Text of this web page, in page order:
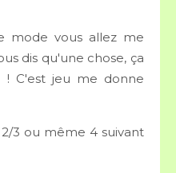
mode vous allez me
dis qu'une chose, ça
C'est jeu me donne
3 ou même 4 suivant